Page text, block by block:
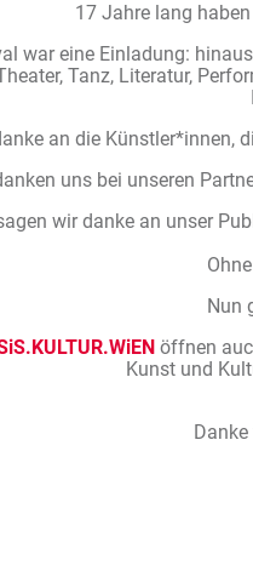
17 Jahre lang
war eine Einladung:
Tanz, Literatur,
an die Künstler*innen,
uns bei unseren
wir danke an unser
Nun
öffnen
Kunst und